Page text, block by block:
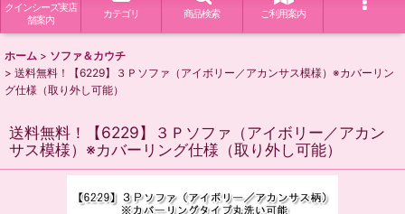
クインシーズ実店
舗案内
カテゴリ 商品検索 ご利用案内
ホーム > ソファ＆カウチ
> 送料無料！【6229】３Ｐソファ（アイボリー／アカンサス模様）※カバーリン
グ仕様（取り外し可能）
送料無料！【6229】３Ｐソファ（アイボリー／アカン
サス模様）※カバーリング仕様（取り外し可能）